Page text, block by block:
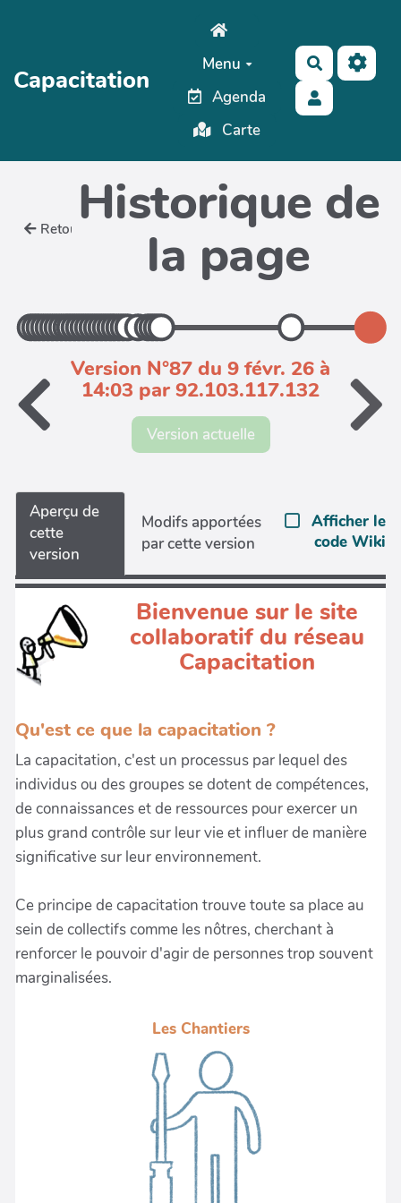
Capacitation
Menu
Agenda
Carte
Rechercher
Retour Historique de
la page
Version N°87 du 9 févr. 26 à
14:03 par 92.103.117.132
Version actuelle
Aperçu de
cette
version
Modifs apportées
par cette version
Afficher le
code Wiki